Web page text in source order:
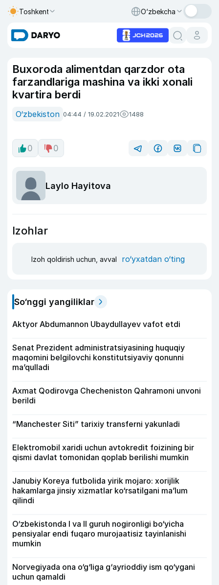
Toshkent O‘zbekcha
Buxoroda alimentdan qarzdor ota
farzandlariga mashina va ikki xonali
kvartira berdi
O‘zbekiston 04:44 / 19.02.2021 1488
0 0
Laylo Hayitova
Izohlar
Izoh qoldirish uchun, avval ro‘yxatdan o‘ting
So‘nggi yangiliklar
Aktyor Abdu­mannon Ubaydullayev vafot etdi
Senat Prezident administratsiyasining huquqiy
maqomini belgilovchi konstitutsiyaviy qonunni
ma’qulladi
Axmat Qodirovga Checheniston Qahramoni unvoni
berildi
“Manchester Siti” tarixiy transferni yakunladi
Elektromobil xaridi uchun avtokredit foizining bir
qismi davlat tomonidan qoplab berilishi mumkin
Janubiy Koreya futbolida yirik mojaro: xorijlik
hakamlarga jinsiy xizmatlar ko‘rsatilgani ma’lum
qilindi
O‘zbekistonda I va II guruh nogironligi bo‘yicha
pensiyalar endi fuqaro murojaatisiz tayinlanishi
mumkin
Norvegiyada ona o‘g‘liga g‘ayrioddiy ism qo‘ygani
uchun qamaldi